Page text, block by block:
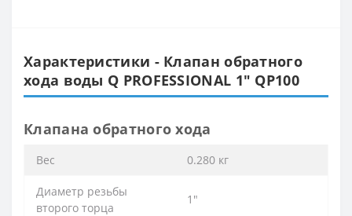
Характеристики - Клапан обратного
хода воды Q PROFESSIONAL 1″ QP100
Клапана обратного хода
Вес 0.280 кг
Диаметр резьбы
второго торца
1″